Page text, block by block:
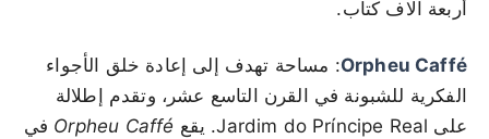
أربعة آلاف كتاب.
Orpheu Caffé: مساحة تهدف إلى إعادة خلق الأجواء
الفكرية للشبونة في القرن التاسع عشر، وتقدم إطلالة
على Jardim do Príncipe Real. يقع
Orpheu Caffé في